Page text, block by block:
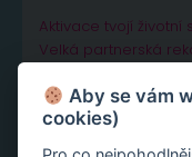
Aktivace tvojí životní
Velká partnerská
Aby se vám
cookies)